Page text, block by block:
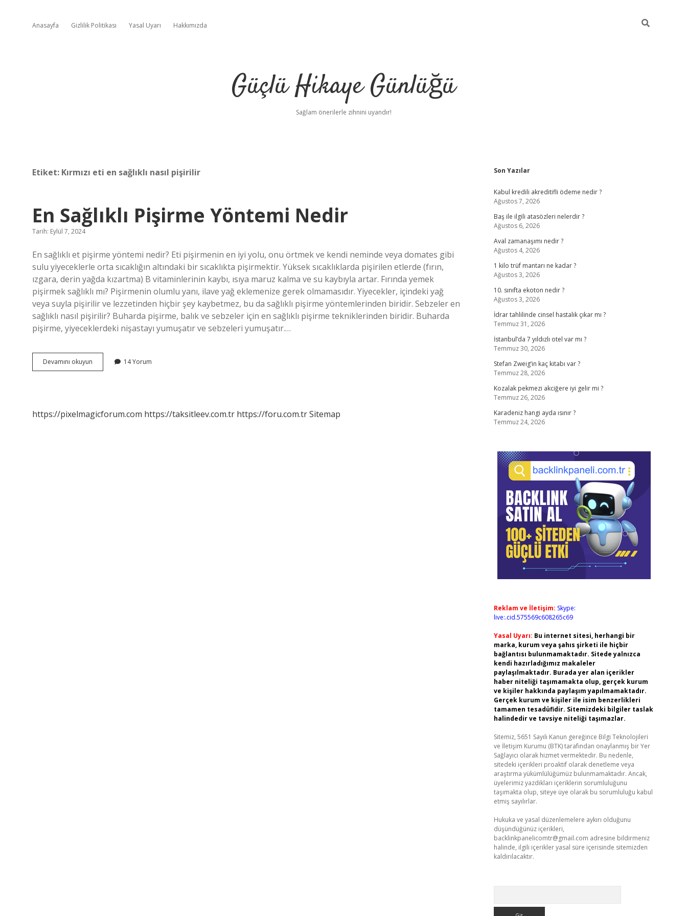
Anasayfa Gizlilik Politikası Yasal Uyarı Hakkımızda
Güçlü Hikaye Günlüğü
Sağlam önerilerle zihnini uyandır!
Etiket: Kırmızı eti en sağlıklı nasıl pişirilir
En Sağlıklı Pişirme Yöntemi Nedir
Tarih: Eylül 7, 2024
En sağlıklı et pişirme yöntemi nedir? Eti pişirmenin en iyi yolu, onu örtmek ve kendi neminde veya domates gibi
sulu yiyeceklerle orta sıcaklığın altındaki bir sıcaklıkta pişirmektir. Yüksek sıcaklıklarda pişirilen etlerde (fırın,
ızgara, derin yağda kızartma) B vitaminlerinin kaybı, ısıya maruz kalma ve su kaybıyla artar. Fırında yemek
pişirmek sağlıklı mı? Pişirmenin olumlu yanı, ilave yağ eklemenize gerek olmamasıdır. Yiyecekler, içindeki yağ
veya suyla pişirilir ve lezzetinden hiçbir şey kaybetmez, bu da sağlıklı pişirme yöntemlerinden biridir. Sebzeler en
sağlıklı nasıl pişirilir? Buharda pişirme, balık ve sebzeler için en sağlıklı pişirme tekniklerinden biridir. Buharda
pişirme, yiyeceklerdeki nişastayı yumuşatır ve sebzeleri yumuşatır.…
Devamını okuyun
Sağlıklı
14 Yorum
https://pixelmagicforum.com https://taksitleev.com.tr https://foru.com.trSitemap
Sidebar
Son Yazılar
Kabul kredili akreditifli ödeme nedir ?
Ağustos 7, 2026
Baş ile ilgili atasözleri nelerdir ?
Ağustos 6, 2026
Aval zamanaşımı nedir ?
Ağustos 4, 2026
1 kilo trüf mantarı ne kadar ?
Ağustos 3, 2026
10. sınıfta ekoton nedir ?
Ağustos 3, 2026
İdrar tahlilinde cinsel hastalık çıkar mı ?
Temmuz 31, 2026
İstanbul’da 7 yıldızlı otel var mı ?
Temmuz 30, 2026
Stefan Zweig’in kaç kitabı var ?
Temmuz 28, 2026
Kozalak pekmezi akciğere iyi gelir mi ?
Temmuz 26, 2026
Karadeniz hangi ayda ısınır ?
Temmuz 24, 2026
Reklam ve İletişim: Skype:
live:.cid.575569c608265c69
Yasal Uyarı: Bu internet sitesi, herhangi bir
marka, kurum veya şahıs şirketi ile hiçbir
bağlantısı bulunmamaktadır. Sitede yalnızca
kendi hazırladığımız makaleler
paylaşılmaktadır. Burada yer alan içerikler
haber niteliği taşımamakta olup, gerçek kurum
ve kişiler hakkında paylaşım yapılmamaktadır.
Gerçek kurum ve kişiler ile isim benzerlikleri
tamamen tesadüfidir. Sitemizdeki bilgiler taslak
halindedir ve tavsiye niteliği taşımazlar.
Sitemiz, 5651 Sayılı Kanun gereğince Bilgi Teknolojileri
ve İletişim Kurumu (BTK) tarafından onaylanmış bir Yer
Sağlayıcı olarak hizmet vermektedir. Bu nedenle,
sitedeki içerikleri proaktif olarak denetleme veya
araştırma yükümlülüğümüz bulunmamaktadır. Ancak,
üyelerimiz yazdıkları içeriklerin sorumluluğunu
taşımakta olup, siteye üye olarak bu sorumluluğu kabul
etmiş sayılırlar.
Hukuka ve yasal düzenlemelere aykırı olduğunu
düşündüğünüz içerikleri,
backlinkpanelicomtr@gmail.com adresine bildirmeniz
halinde, ilgili içerikler yasal süre içerisinde sitemizden
kaldırılacaktır.